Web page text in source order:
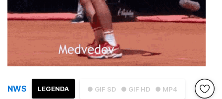
● GIF SD ● GIF HD ● MP4
LEGENDA
NWS